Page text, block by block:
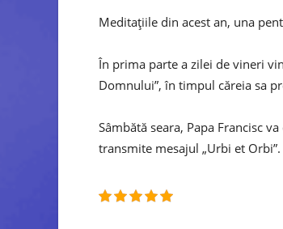
Meditațiile din acest an, una
În prima parte a zilei de vineri
Domnului”, în timpul căreia sa
Sâmbătă seara, Papa Francisc
transmite mesajul „Urbi et Orbi”.